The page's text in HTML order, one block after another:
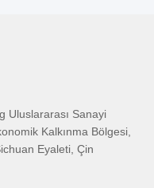
Uluslararası Sanayi
Kalkınma Bölgesi,
Eyaleti, Çin